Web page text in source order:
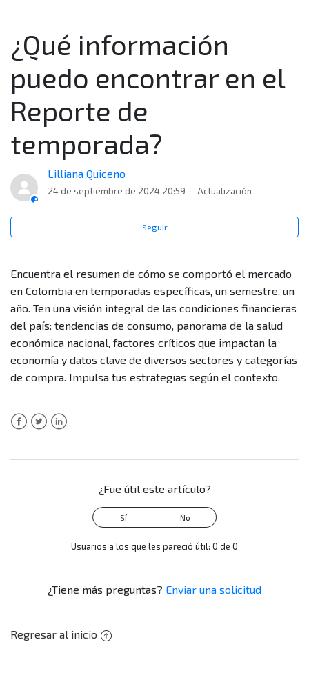
¿Qué información encuentro en la sección "Indicadores
macroeconómicos" del Reporte de temporada?
de compra" del Reporte de temporada?
¿Qué información encuentro en la sección "Mirada
general" del Reporte de temporada?
¿Cómo filtro o busco información más detallada?
¿Cada cuánto actualizan la información del Reporte de
temporada?
¿Qué información puedo encontrar en el Reporte de
temporada?
¿Qué información
puedo encontrar en el
Reporte de
temporada?
Lilliana Quiceno
24 de septiembre de 2024 20:59 Actualización
Seguir
Encuentra el resumen de cómo se comportó el mercado
en Colombia en temporadas específicas, un semestre, un
año. Ten una visión integral de las condiciones financieras
del país: tendencias de consumo, panorama de la salud
económica nacional, factores críticos que impactan la
economía y datos clave de diversos sectores y categorías
de compra. Impulsa tus estrategias según el contexto.
¿Fue útil este artículo?
Usuarios a los que les pareció útil: 0 de 0
¿Tiene más preguntas? Enviar una solicitud
Regresar al inicio